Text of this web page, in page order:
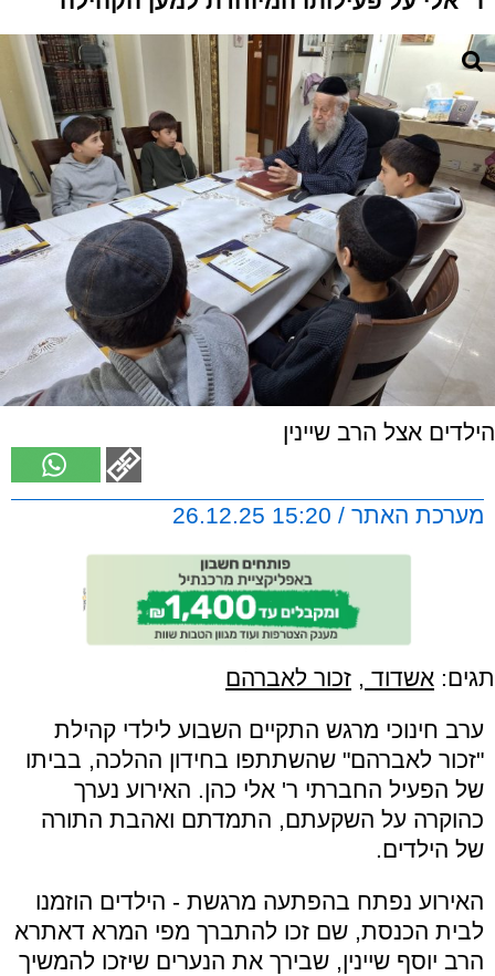
הילדים אצל הרב שיינין
מערכת האתר / 15:20 26.12.25
תגים: אשדוד , זכור לאברהם
ערב חינוכי מרגש התקיים השבוע לילדי קהילת
"זכור לאברהם" שהשתתפו בחידון ההלכה, בביתו
של הפעיל החברתי ר' אלי כהן. האירוע נערך
כהוקרה על השקעתם, התמדתם ואהבת התורה
של הילדים.
האירוע נפתח בהפתעה מרגשת - הילדים הוזמנו
לבית הכנסת, שם זכו להתברך מפי המרא דאתרא
הרב יוסף שיינין, שבירך את הנערים שיזכו להמשיך